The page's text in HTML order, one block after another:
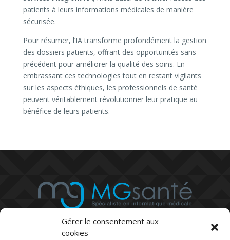
Gérer le consentement aux
cookies
patients à leurs informations médicales de manière
sécurisée.
Pour résumer, l’IA transforme profondément la gestion
des dossiers patients, offrant des opportunités sans
précédent pour améliorer la qualité des soins. En
embrassant ces technologies tout en restant vigilants
sur les aspects éthiques, les professionnels de santé
peuvent véritablement révolutionner leur pratique au
bénéfice de leurs patients.